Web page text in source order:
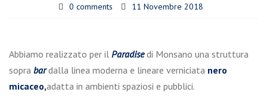
0 comments 11 Novembre 2018
Abbiamo realizzato per il Paradisedi Monsano una struttura
sopra bardalla linea moderna e lineare verniciata nero
micaceo,adatta in ambienti spaziosi e pubblici.